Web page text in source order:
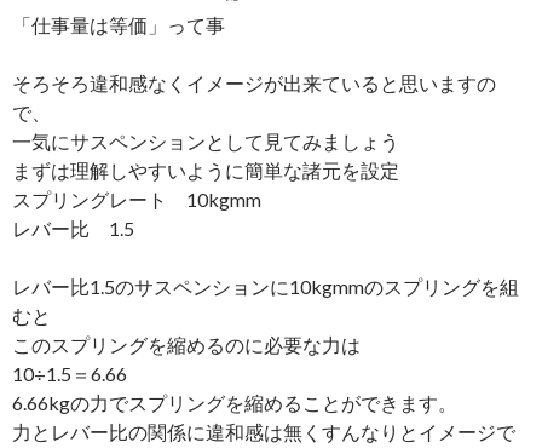
「仕事量は等価」って事
そろそろ違和感なくイメージが出来ていると思いますの
で、
一気にサスペンションとして見てみましょう
まずは理解しやすいように簡単な諸元を設定
スプリングレート 10kgmm
レバー比 1.5
レバー比1.5のサスペンションに10kgmmのスプリングを組
むと
このスプリングを縮めるのに必要な力は
10÷1.5＝6.66
6.66kgの力でスプリングを縮めることができます。
力とレバー比の関係に違和感は無くすんなりとイメージで